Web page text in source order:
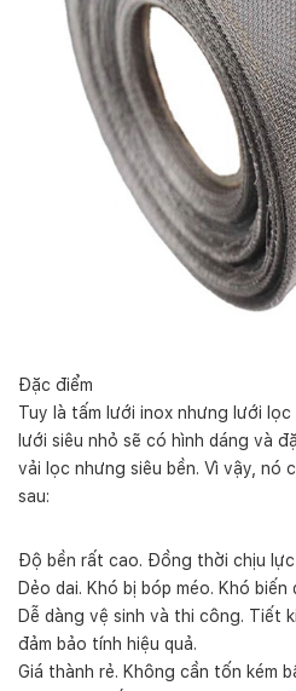
Đặc điểm
Tuy là tấm lưới inox nhưng lưới
lưới siêu nhỏ sẽ có hình dáng và
vải lọc nhưng siêu bền. Vì vậy, nó
sau:
Độ bền rất cao. Đồng thời chịu
Dẻo dai. Khó bị bóp méo. Khó biến
Dễ dàng vệ sinh và thi công. Tiết
đảm bảo tính hiệu quả.
Giá thành rẻ. Không cần tốn kém